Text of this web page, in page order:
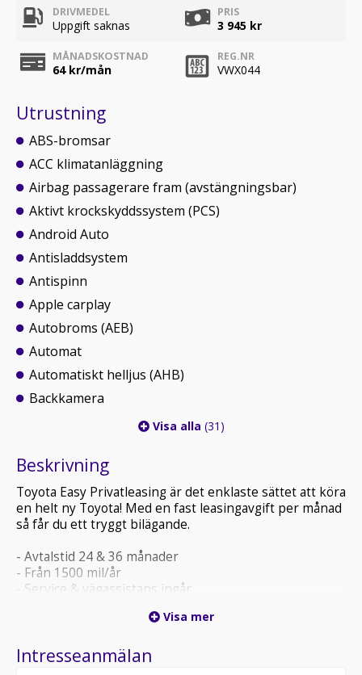
DRIVMEDEL
Uppgift saknas
PRIS
3 945 kr
MÅNADSKOSTNAD
64kr/mån
REG.NR
VWX044
Utrustning
ABS-bromsar
ACC klimatanläggning
Airbag passagerare fram (avstängningsbar)
Aktivt krockskyddssystem (PCS)
Android Auto
Antisladdsystem
Antispinn
Apple carplay
Autobroms (AEB)
Automat
Automatiskt helljus (AHB)
Backkamera
Visa alla (31)
Beskrivning
Toyota Easy Privatleasing är det enklaste sättet att köra
en helt ny Toyota! Med en fast leasingavgift per månad
så får du ett tryggt bilägande.
- Avtalstid 24 & 36 månader
- Från 1500 mil/år
- Service & vägassistans ingår
Vinterhjul, Försäkring, Utrustningspaket och andra
Visa mer
Intresseanmälan